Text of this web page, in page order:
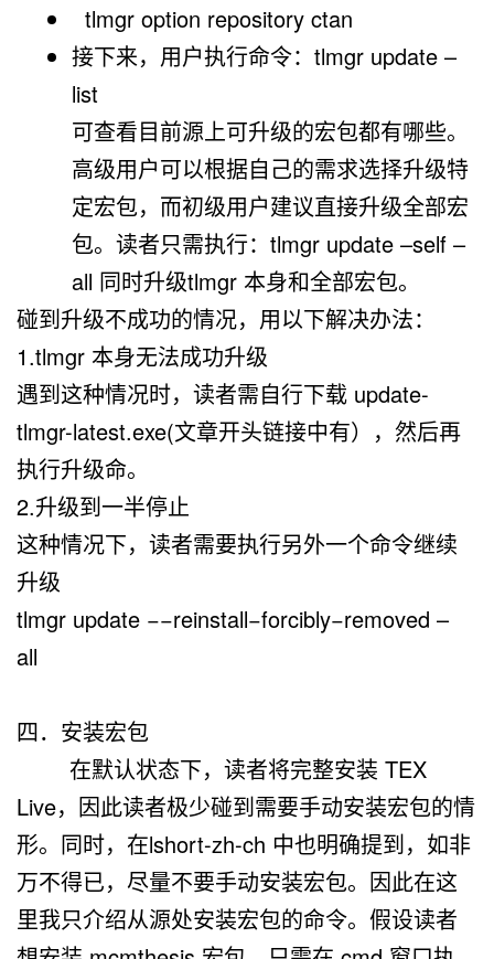
tlmgr option repository ctan
接下来，用户执行命令：tlmgr update –
list
可查看目前源上可升级的宏包都有哪些。
高级用户可以根据自己的需求选择升级特
定宏包，而初级用户建议直接升级全部宏
包。读者只需执行： tlmgr update –self –
all 同时升级tlmgr 本身和全部宏包。
碰到升级不成功的情况，用以下解决办法：
1.tlmgr 本身无法成功升级
遇到这种情况时，读者需自行下载 update-
tlmgr-latest.exe(文章开头链接中有） ，然后再
执行升级命。
2.升级到一半停止
这种情况下，读者需要执行另外一个命令继续
升级
tlmgr update −−reinstall−forcibly−removed –
all
四．安装宏包
在默认状态下，读者将完整安装 TEX
Live，因此读者极少碰到需要手动安装宏包的情
形。同时，在lshort-zh-ch 中也明确提到，如非
万不得已，尽量不要手动安装宏包。因此在这
里我只介绍从源处安装宏包的命令。假设读者